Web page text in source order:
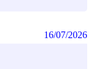
16/07/2026